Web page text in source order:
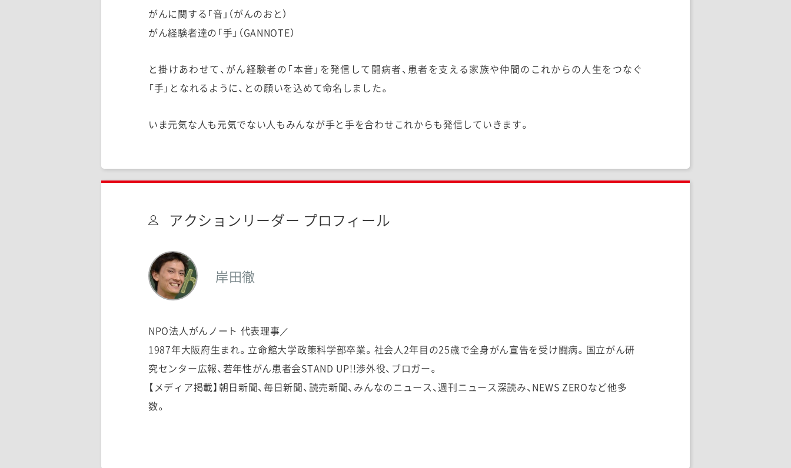
がんに関する「音」（がんのおと）
がん経験者達の「手」（GANNOTE）
と掛けあわせて、がん経験者の「本音」を発信して闘病者、患者を支える家族や仲間のこれからの人生をつなぐ
「手」となれるように、との願いを込めて命名しました。
いま元気な人も元気でない人もみんなが手と手を合わせこれからも発信していきます。
アクションリーダー プロフィール
岸田徹
NPO法人がんノート 代表理事／
1987年大阪府生まれ。立命館大学政策科学部卒業。社会人2年目の25歳で全身がん宣告を受け闘病。国立がん研
究センター広報、若年性がん患者会STAND UP!!渉外役、ブロガー。
【メディア掲載】朝日新聞、毎日新聞、読売新聞、みんなのニュース、週刊ニュース深読み、NEWS ZEROなど他多
数。